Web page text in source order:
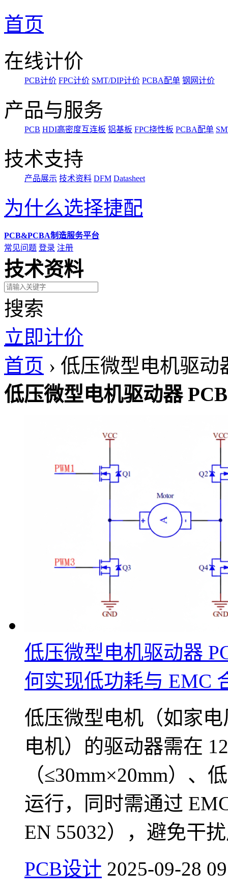
首页
在线计价
PCB计价 FPC计价 SMT/DIP计价 PCBA配单 钢网计价
产品与服务
PCB HDI高密度互连板 铝基板 FPC挠性板 PCBA配单
技术支持
产品展示 技术资料 DFM Datasheet
为什么选择捷配
PCB&PCBA制造服务平台
常见问题 登录 注册
技术资料
搜索
立即计价
首页 › 低压微型电机驱动
低压微型电机驱动器 PCB
低压微型电机驱动器
何实现低功耗与 EMC
低压微型电机（如家
电机）的驱动器需在
（≤30mm×20mm）、
运行，同时需通过
EN 55032），避免干
PCB设计 2025-09-28